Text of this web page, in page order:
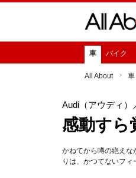
車 バイク
All About 車
Audi（アウディ）
感動すら
かねてから噂の絶えな
りは、かつてないフィ